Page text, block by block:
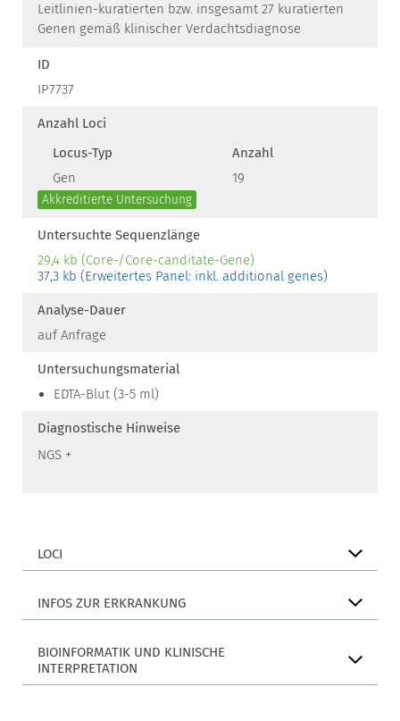
Leitlinien-kuratierten bzw. insgesamt 27 kuratierten
Genen gemäß klinischer Verdachtsdiagnose
ID
IP7737
Anzahl Loci
Locus-Typ
Anzahl
Gen
19
Akkreditierte Untersuchung
Untersuchte Sequenzlänge
29,4 kb (Core-/Core-canditate-Gene)
37,3 kb (Erweitertes Panel: inkl. additional genes)
Analyse-Dauer
auf Anfrage
Untersuchungsmaterial
EDTA-Blut (3-5 ml)
Diagnostische Hinweise
NGS +
LOCI
INFOS ZUR ERKRANKUNG
BIOINFORMATIK UND KLINISCHE
INTERPRETATION